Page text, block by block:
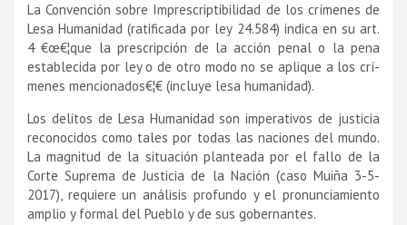
La Convención sobre Imprescriptibilidad de los crí­menes de
Lesa Humanidad (ratificada por ley 24.584) indica en su art.
4 €œ€¦que la prescripción de la acción penal o la pena
establecida por ley o de otro modo no se aplique a los crí­
menes mencionados€¦€ (incluye lesa humanidad).
Los delitos de Lesa Humanidad son imperativos de justicia
reconocidos como tales por todas las naciones del mundo.
La magnitud de la situación planteada por el fallo de la
Corte Suprema de Justicia de la Nación (caso Muiña 3-5-
2017), requiere un análisis profundo y el pronunciamiento
amplio y formal del Pueblo y de sus gobernantes.